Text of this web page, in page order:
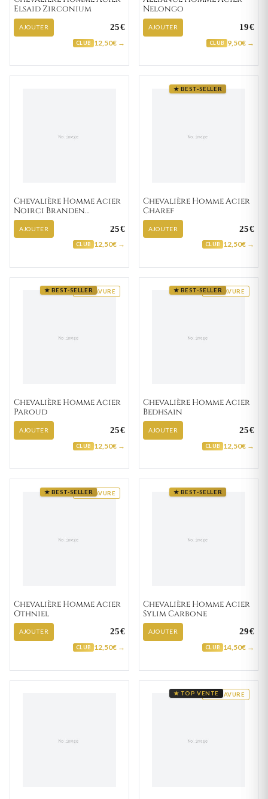
Elsaid Zirconium
AJOUTER 25€
CLUB 12,50€ →
Nelongo
AJOUTER 19€
CLUB 9,50€ →
Chevalière Homme Acier
Noirci Branden
Turquoise
AJOUTER 25€
CLUB 12,50€ →
★ BEST-SELLER
Chevalière Homme Acier
Charef
AJOUTER 25€
CLUB 12,50€ →
GRAVURE
★ BEST-SELLER
Chevalière Homme Acier
Paroud
AJOUTER 25€
CLUB 12,50€ →
GRAVURE
★ BEST-SELLER
Chevalière Homme Acier
Bedhsain
AJOUTER 25€
CLUB 12,50€ →
GRAVURE
★ BEST-SELLER
Chevalière Homme Acier
Othniel
AJOUTER 25€
CLUB 12,50€ →
★ BEST-SELLER
Chevalière Homme Acier
Sylim Carbone
AJOUTER 29€
CLUB 14,50€ →
GRAVURE
★ TOP VENTE